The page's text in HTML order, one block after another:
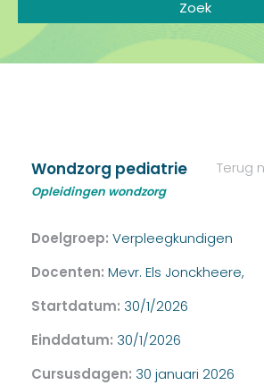
Terug
Wondzorg pediatrie
Opleidingen wondzorg
Doelgroep: Verpleegkundigen
Docenten: Mevr. Els Jonckheere,
Startdatum: 30/1/2026
Einddatum: 30/1/2026
Cursusdagen: 30 januari 2026